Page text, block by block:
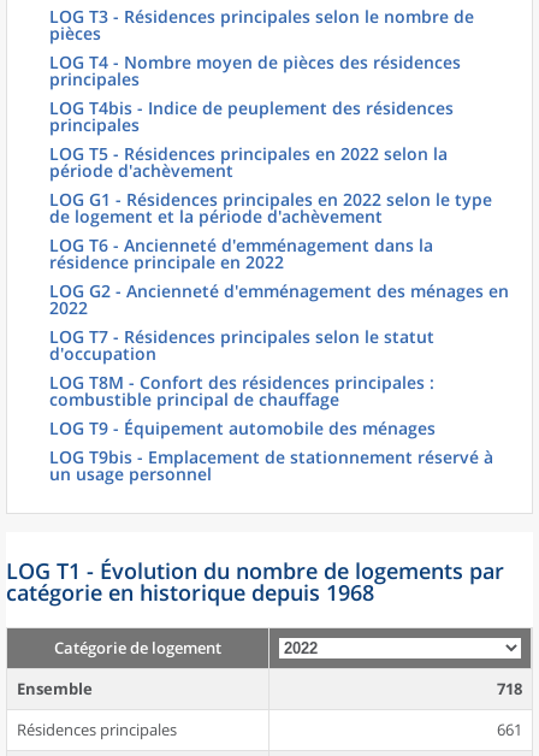
LOG T3 - Résidences principales selon le nombre de
pièces
LOG T4 - Nombre moyen de pièces des résidences
principales
LOG T4bis - Indice de peuplement des résidences
principales
LOG T5 - Résidences principales en 2022 selon la
période d'achèvement
LOG G1 - Résidences principales en 2022 selon le type
de logement et la période d'achèvement
LOG T6 - Ancienneté d'emménagement dans la
résidence principale en 2022
LOG G2 - Ancienneté d'emménagement des ménages en
2022
LOG T7 - Résidences principales selon le statut
d'occupation
LOG T8M - Confort des résidences principales :
combustible principal de chauffage
LOG T9 - Équipement automobile des ménages
LOG T9bis - Emplacement de stationnement réservé à
un usage personnel
LOG T1 - Évolution du nombre de logements par
catégorie en historique depuis 1968
Catégorie de logement
Ensemble
718
Résidences principales
661